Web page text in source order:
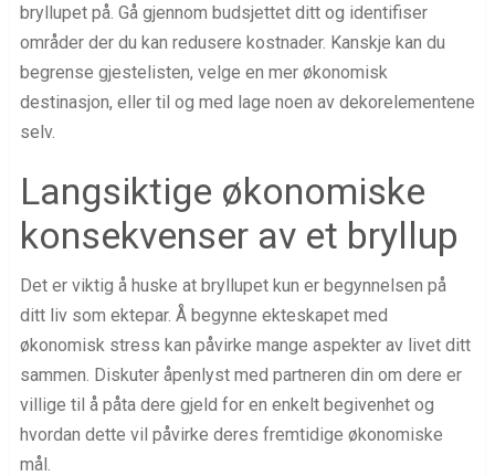
bryllupet på. Gå gjennom budsjettet ditt og identifiser
områder der du kan redusere kostnader. Kanskje kan du
begrense gjestelisten, velge en mer økonomisk
destinasjon, eller til og med lage noen av dekorelementene
selv.
Langsiktige økonomiske
konsekvenser av et bryllup
Det er viktig å huske at bryllupet kun er begynnelsen på
ditt liv som ektepar. Å begynne ekteskapet med
økonomisk stress kan påvirke mange aspekter av livet ditt
sammen. Diskuter åpenlyst med partneren din om dere er
villige til å påta dere gjeld for en enkelt begivenhet og
hvordan dette vil påvirke deres fremtidige økonomiske
mål.